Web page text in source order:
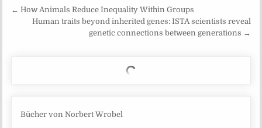
Beitragsnavigation
← How Animals Reduce Inequality Within Groups
Human traits beyond inherited genes: ISTA scientists reveal
genetic connections between generations →
Bücher von Norbert Wrobel